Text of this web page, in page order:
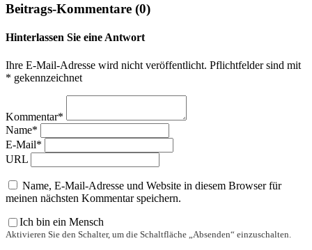
Beitrags-Kommentare (0)
Hinterlassen Sie eine Antwort
Ihre E-Mail-Adresse wird nicht veröffentlicht. Pflichtfelder sind mit
* gekennzeichnet
Kommentar*
Name*
E-Mail*
URL
Name, E-Mail-Adresse und Website in diesem Browser für
meinen nächsten Kommentar speichern.
Ich bin ein Mensch
Aktivieren Sie den Schalter, um die Schaltfläche „Absenden“ einzuschalten.